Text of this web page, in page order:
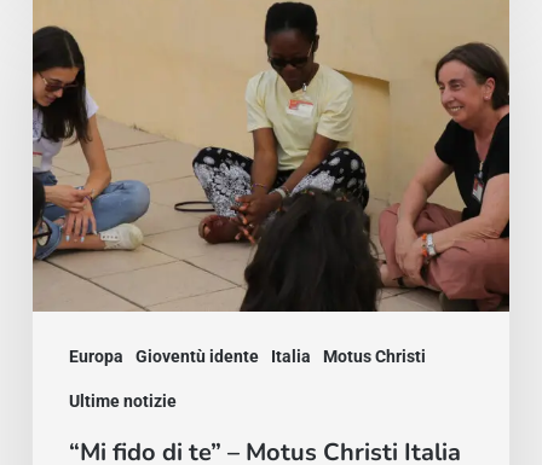
Europa Gioventù idente Italia Motus Christi
Ultime notizie
di
te”
–
Motus
Christi
Italia
“Mi fido di te” – Motus Christi Italia